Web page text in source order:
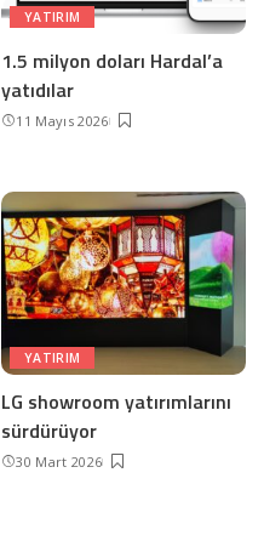
YATIRIM
1.5 milyon doları Hardal’a
yatıdılar
11 Mayıs 2026
YATIRIM
LG showroom yatırımlarını
sürdürüyor
30 Mart 2026